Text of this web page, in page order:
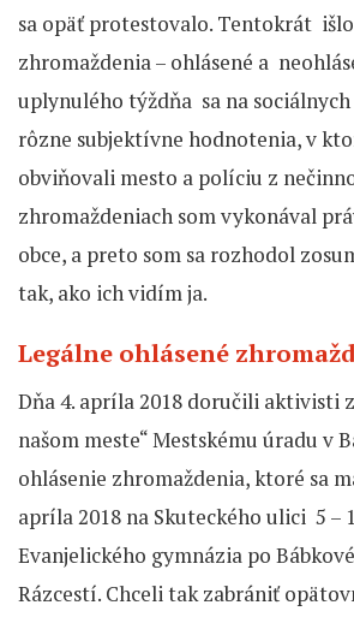
sa opäť protestovalo. Tentokrát
zhromaždenia – ohlásené a
uplynulého týždňa sa na
rôzne subjektívne hodnotenia, v
obviňovali mesto a políciu z
zhromaždeniach som vykonával
obce, a preto som sa rozhodol
tak, ako ich vidím ja.
Legálne ohlásené
Dňa 4. apríla 2018 doručili aktivisti
našom meste“ Mestskému úradu v
ohlásenie zhromaždenia, ktoré sa
apríla 2018 na Skuteckého ulici 5 –
Evanjelického gymnázia po
Rázcestí. Chceli tak zabrániť